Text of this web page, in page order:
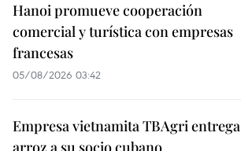
Hanoi promueve cooperación
comercial y turística con empresas
francesas
05/08/2026 03:42
Empresa vietnamita TBAgri entrega